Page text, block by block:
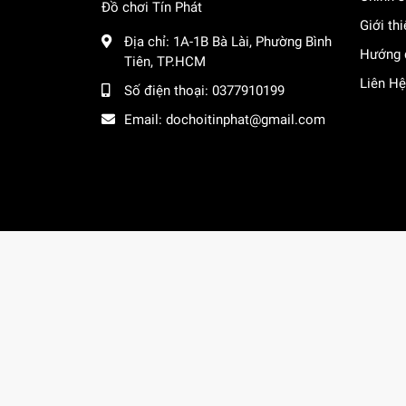
Đồ chơi Tín Phát
Địa chỉ: 1A-1B Bà Lài, Phường Bình
Tiên, TP.HCM
Số điện thoại: 0377910199
Email: dochoitinphat@gmail.com
Giới
Hướng
Liên Hệ